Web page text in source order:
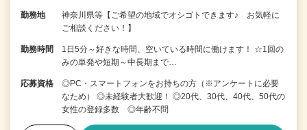
勤務地
神奈川県等【ご希望の地域でオシゴトできます♪ お気軽に
ご相談ください！】
勤務時間
1日5分～好きな時間、空いている時間に働けます！ ☆1回の
みの単発や短期～中長期まで…
応募資格
◎PC・スマートフォンをお持ちの方（※アンケートに必要
なため） ◎未経験者大歓迎！ ◎20代、30代、40代、50代の
女性の登録多数 ◎年齢不問